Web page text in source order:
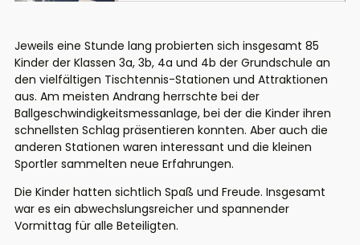
Jeweils eine Stunde lang probierten sich insgesamt 85
Kinder der Klassen 3a, 3b, 4a und 4b der Grundschule an
den vielfältigen Tischtennis-Stationen und Attraktionen
aus. Am meisten Andrang herrschte bei der
Ballgeschwindigkeitsmessanlage, bei der die Kinder ihren
schnellsten Schlag präsentieren konnten. Aber auch die
anderen Stationen waren interessant und die kleinen
Sportler sammelten neue Erfahrungen.
Die Kinder hatten sichtlich Spaß und Freude. Insgesamt
war es ein abwechslungsreicher und spannender
Vormittag für alle Beteiligten.